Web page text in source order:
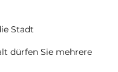
Stadt
dürfen Sie mehrere